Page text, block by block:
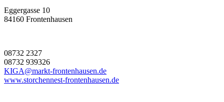
Eggergasse 10
84160 Frontenhausen
08732 2327
08732 939326
KIGA@markt-frontenhausen.de
www.storchennest-frontenhausen.de